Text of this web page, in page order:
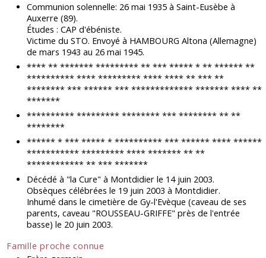
Communion solennelle: 26 mai 1935 à Saint-Eusèbe à
Auxerre (89).
Études : CAP d'ébéniste.
Victime du STO. Envoyé à HAMBOURG Altona (Allemagne)
de mars 1943 au 26 mai 1945.
**** ** ******* ********* ** *** ***** * ** ****** **
********** **** ********* **** **** ** *** **
******** *** ****** *** ************* ******* **** **
*******
********** ********* ******** *** ******** ** **
********
****** * *** ***** * ********** *** ****** **** ******
*********** ********* **** ******* ** **
************ ** *** *******
Décédé à "la Cure" à Montdidier le 14 juin 2003.
Obsèques célébrées le 19 juin 2003 à Montdidier.
Inhumé dans le cimetière de Gy-l'Evèque (caveau de ses
parents, caveau "ROUSSEAU-GRIFFE" près de l'entrée
basse) le 20 juin 2003.
Famille proche connue